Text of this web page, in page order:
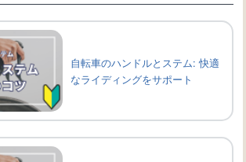
自転車のハンドルとステム: 快適
なライディングをサポート